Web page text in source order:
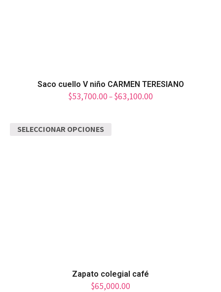
Saco cuello V niño CARMEN TERESIANO
$53,700.00 – $63,100.00
SELECCIONAR OPCIONES
Zapato colegial café
$65,000.00